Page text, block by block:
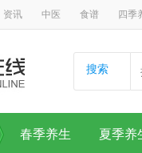
资讯 中医 食谱 四季
搜索
春季养生 夏季养